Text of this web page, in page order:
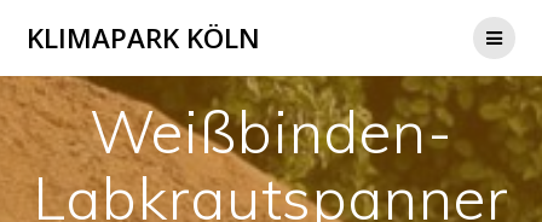
KLIMAPARK KÖLN
Weißbinden-
Labkrautspanner